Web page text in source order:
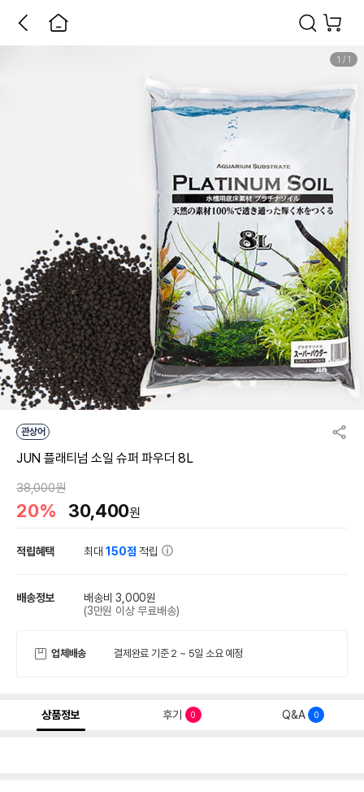
1 / 1
관상어
JUN 플래티넘 소일 슈퍼 파우더 8L
38,000원
20% 30,400원
적립혜택 최대150점 적립
배송정보
배송비 3,000원
(3만원 이상 무료배송)
업체배송 결제완료 기준 2 ~ 5일 소요 예정
상품정보 후기 0 Q&A 0